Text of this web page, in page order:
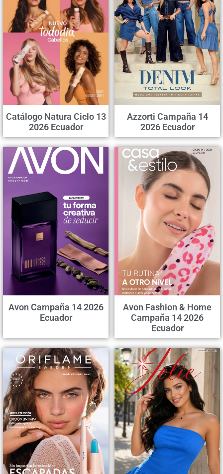
Catálogo Natura Ciclo 13
2026 Ecuador
Azzorti Campaña 14
2026 Ecuador
Avon Campaña 14 2026
Ecuador
Avon Fashion & Home
Campaña 14 2026
Ecuador